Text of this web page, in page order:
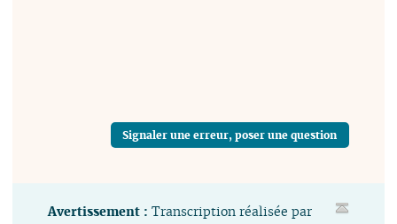
Signaler une erreur, poser une question
Avertissement :Transcription réalisée par